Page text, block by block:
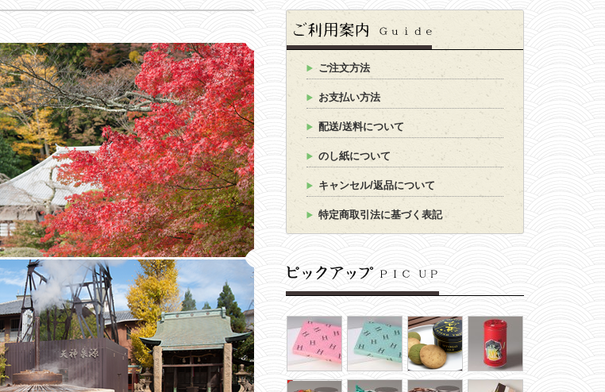
ご注文方法
お支払い方法
配送/送料について
のし紙について
キャンセル/返品について
特定商取引法に基づく表記